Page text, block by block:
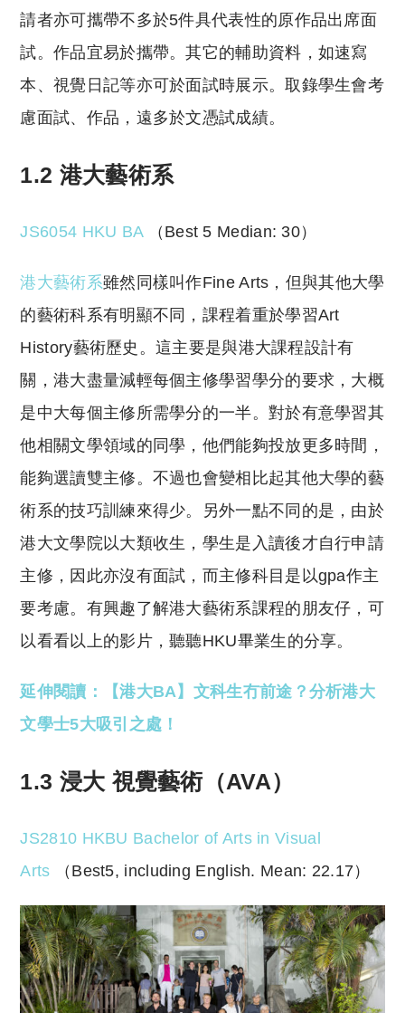
請者亦可攜帶不多於5件具代表性的原作品出席面
試。作品宜易於攜帶。其它的輔助資料，如速寫
本、視覺日記等亦可於面試時展示。取錄學生會考
慮面試、作品，遠多於文憑試成績。
1.2 港大藝術系
JS6054 HKU BA （Best 5 Median: 30）
港大藝術系雖然同樣叫作Fine Arts，但與其他大學
的藝術科系有明顯不同，課程着重於學習Art
History藝術歷史。這主要是與港大課程設計有
關，港大盡量減輕每個主修學習學分的要求，大概
是中大每個主修所需學分的一半。對於有意學習其
他相關文學領域的同學，他們能夠投放更多時間，
能夠選讀雙主修。不過也會變相比起其他大學的藝
術系的技巧訓練來得少。另外一點不同的是，由於
港大文學院以大類收生，學生是入讀後才自行申請
主修，因此亦沒有面試，而主修科目是以gpa作主
要考慮。有興趣了解港大藝術系課程的朋友仔，可
以看看以上的影片，聽聽HKU畢業生的分享。
延伸閱讀：【港大BA】文科生冇前途？分析港大
文學士5大吸引之處！
1.3 浸大 視覺藝術（AVA）
JS2810 HKBU Bachelor of Arts in Visual
Arts
（Best5, including English. Mean: 22.17）